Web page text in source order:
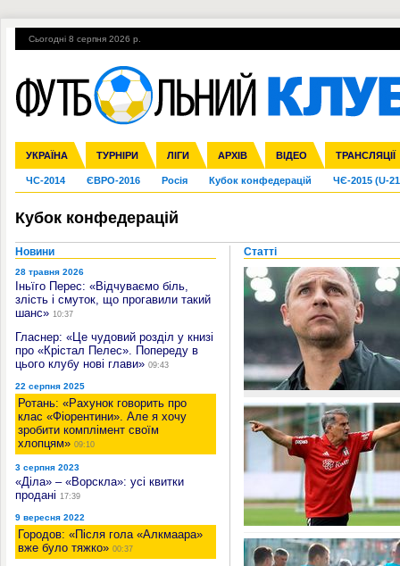
Сьогодні 8 серпня 2026 р.
УКРАЇНА ТУРНІРИ ЛІГИ АРХІВ ВІДЕО ТРАНСЛЯЦІЇ
Збірна Прем'єр-ліга Перша ліга Друга ліга Кубок України
Ліга чемпіонів Ліга Європи Міжнародні Ліга націй Ліга
Англія Іспанія Італія Німеччина Франція Інші
ЧС-2014 ЄВРО-2016 Росія Кубок конфедерацій ЧЄ-2015 (U-
Гарячі теми УПЛ, 2-й тур ВІЙНА УПЛ-ПЕРЕХОДИ
Кубок конфедерацій
Новини
28 травня 2026
Іньїго Перес: «Відчуваємо біль,
злість і смуток, що прогавили такий
шанс» 10:37
Гласнер: «Це чудовий розділ у книзі
про «Крістал Пелес». Попереду в
цього клубу нові глави» 09:43
22 серпня 2025
Ротань: «Рахунок говорить про
клас «Фіорентини». Але я хочу
зробити комплімент своїм
хлопцям» 09:10
3 серпня 2023
«Діла» – «Ворскла»: усі квитки
продані 17:39
9 вересня 2022
Городов: «Після гола «Алкмаара»
вже було тяжко» 00:37
Статті